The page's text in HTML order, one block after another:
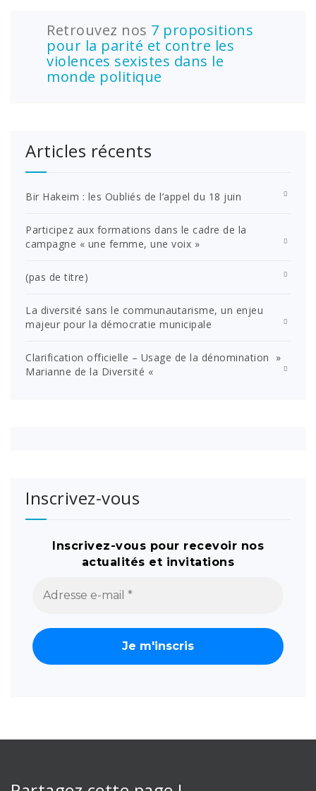
Retrouvez nos 7 propositions
pour la parité et contre les
violences sexistes dans le
monde politique
Articles récents
Bir Hakeim : les Oubliés de l’appel du 18 juin
Participez aux formations dans le cadre de la
campagne « une femme, une voix »
(pas de titre)
La diversité sans le communautarisme, un enjeu
majeur pour la démocratie municipale
Clarification officielle – Usage de la dénomination »
Marianne de la Diversité «
Inscrivez-vous
Inscrivez-vous pour recevoir nos
actualités et invitations